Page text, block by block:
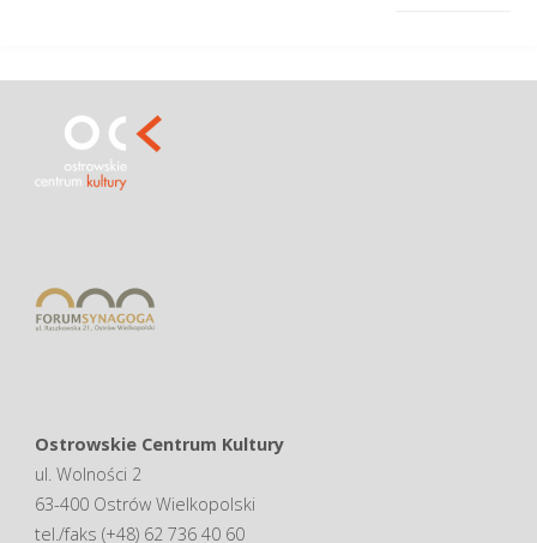
Ostrowskie Centrum Kultury
ul. Wolności 2
63-400 Ostrów Wielkopolski
tel./faks (+48) 62 736 40 60